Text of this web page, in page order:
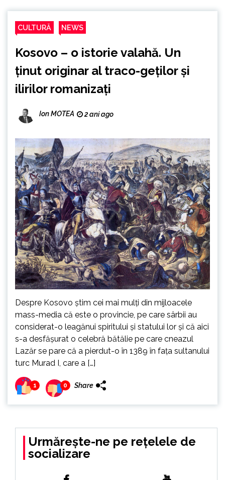
CULTURĂ NEWS
Kosovo – o istorie valahă. Un
ținut originar al traco-geților și
ilirilor romanizați
Ion MOTEA 2 ani ago
Despre Kosovo știm cei mai mulți din mijloacele
mass-media că este o provincie, pe care sârbii au
considerat-o leagănui spiritului și statului lor și că aici
s-a desfășurat o celebră bătălie pe care cneazul
Lazăr se pare că a pierdut-o în 1389 în fața sultanului
turc Murad I, care a […]
1 0 Share
Urmărește-ne pe rețelele de
socializare